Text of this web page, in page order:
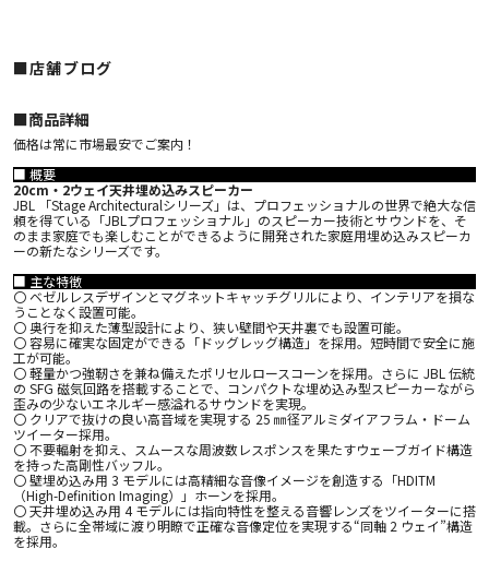
■店舗ブログ
■︎商品詳細
価格は常に市場最安でご案内！
■ 概要
20cm・2ウェイ天井埋め込みスピーカー
JBL 「Stage Architecturalシリーズ」は、プロフェッショナルの世界で絶大な信
頼を得ている「JBLプロフェッショナル」のスピーカー技術とサウンドを、そ
のまま家庭でも楽しむことができるように開発された家庭用埋め込みスピーカ
ーの新たなシリーズです。
■ 主な特徴
〇 ベゼルレスデザインとマグネットキャッチグリルにより、インテリアを損な
うことなく設置可能。
〇 奥行を抑えた薄型設計により、狭い壁間や天井裏でも設置可能。
〇 容易に確実な固定ができる「ドッグレッグ構造」を採用。短時間で安全に施
工が可能。
〇 軽量かつ強靭さを兼ね備えたポリセルロースコーンを採用。さらに JBL 伝統
の SFG 磁気回路を搭載することで、コンパクトな埋め込み型スピーカーながら
歪みの少ないエネルギー感溢れるサウンドを実現。
〇 クリアで抜けの良い高音域を実現する 25 ㎜径アルミダイアフラム・ドーム
ツイーター採用。
〇 不要輻射を抑え、スムースな周波数レスポンスを果たすウェーブガイド構造
を持った高剛性バッフル。
〇 壁埋め込み用 3 モデルには高精細な音像イメージを創造する「HDITM
（High-Definition Imaging）」ホーンを採用。
〇 天井埋め込み用 4 モデルには指向特性を整える音響レンズをツイーターに搭
載。さらに全帯域に渡り明瞭で正確な音像定位を実現する“同軸 2 ウェイ”構造
を採用。